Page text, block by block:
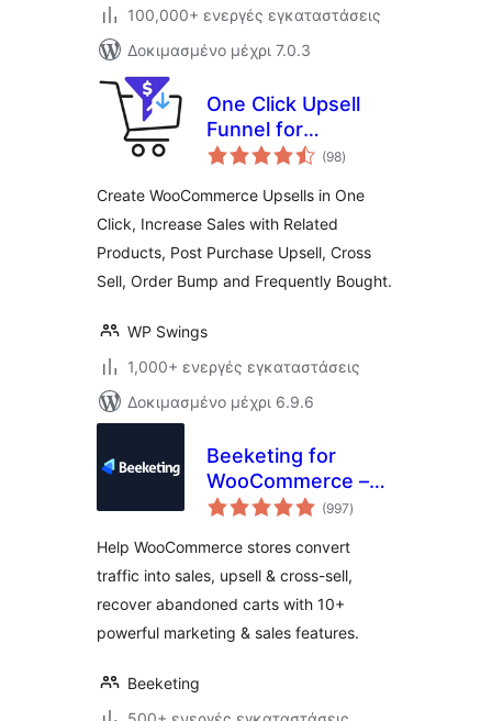
100,000+ ενεργές εγκαταστάσεις
Δοκιμασμένο μέχρι 7.0.3
One Click Upsell
Funnel for
Woocommerce
(98αξιολογήσεις
σύνολο
)
Create WooCommerce Upsells in One
Click, Increase Sales with Related
Products, Post Purchase Upsell, Cross
Sell, Order Bump and Frequently Bought.
WP Swings
1,000+ ενεργές εγκαταστάσεις
Δοκιμασμένο μέχρι 6.9.6
Beeketing for
WooCommerce –
Marketing
Boost Sales
(997αξιολογήσεις
σύνολο
)
Help WooCommerce stores convert
traffic into sales, upsell & cross-sell,
recover abandoned carts with 10+
powerful marketing & sales features.
Beeketing